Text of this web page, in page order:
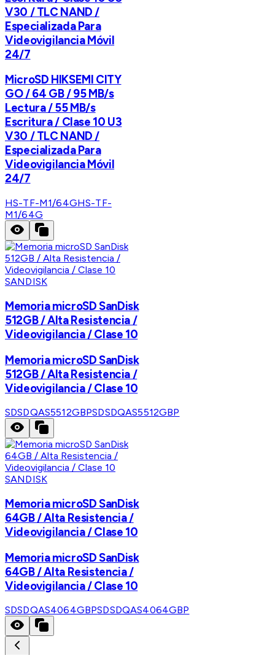
V30 / TLC NAND /
Especializada Para
Videovigilancia Móvil
24/7
MicroSD HIKSEMI CITY
GO / 64 GB / 95 MB/s
Lectura / 55 MB/s
Escritura / Clase 10 U3
V30 / TLC NAND /
Especializada Para
Videovigilancia Móvil
24/7
HS-TF-M1/64GHS-TF-
M1/64G
SANDISK
Memoria microSD SanDisk
512GB / Alta Resistencia /
Videovigilancia / Clase 10
Memoria microSD SanDisk
512GB / Alta Resistencia /
Videovigilancia / Clase 10
SDSDQAS5512GBPSDSDQAS5512GBP
SANDISK
Memoria microSD SanDisk
64GB / Alta Resistencia /
Videovigilancia / Clase 10
Memoria microSD SanDisk
64GB / Alta Resistencia /
Videovigilancia / Clase 10
SDSDQAS4064GBPSDSDQAS4064GBP